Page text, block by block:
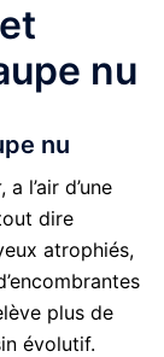
nu
nu
, a l’air d’une
dire
atrophiés,
plus de
évolutif.